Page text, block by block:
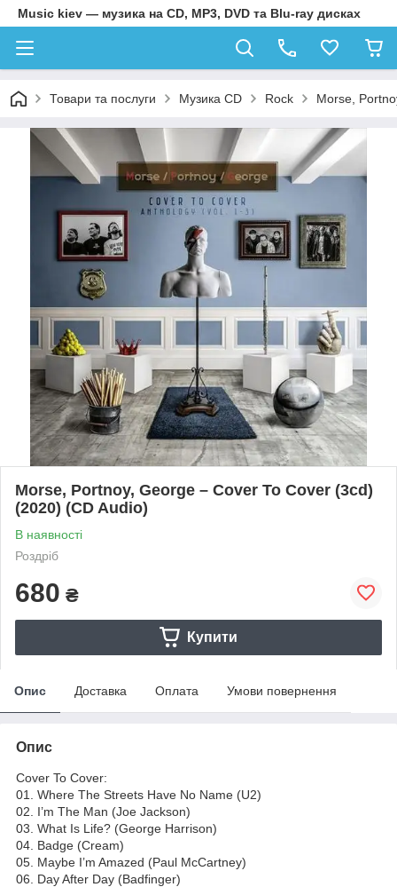
Music kiev — музика на CD, MP3, DVD та Blu-ray дисках
Товари та послуги Музика CD Rock Morse,
Morse, Portnoy, George – Cover To Cover (3cd)
(2020) (CD Audio)
В наявності
Роздріб
680 ₴
Купити
Опис Доставка Оплата Умови повернення
Опис
Cover To Cover:
01. Where The Streets Have No Name (U2)
02. I’m The Man (Joe Jackson)
03. What Is Life? (George Harrison)
04. Badge (Cream)
05. Maybe I’m Amazed (Paul McCartney)
06. Day After Day (Badfinger)